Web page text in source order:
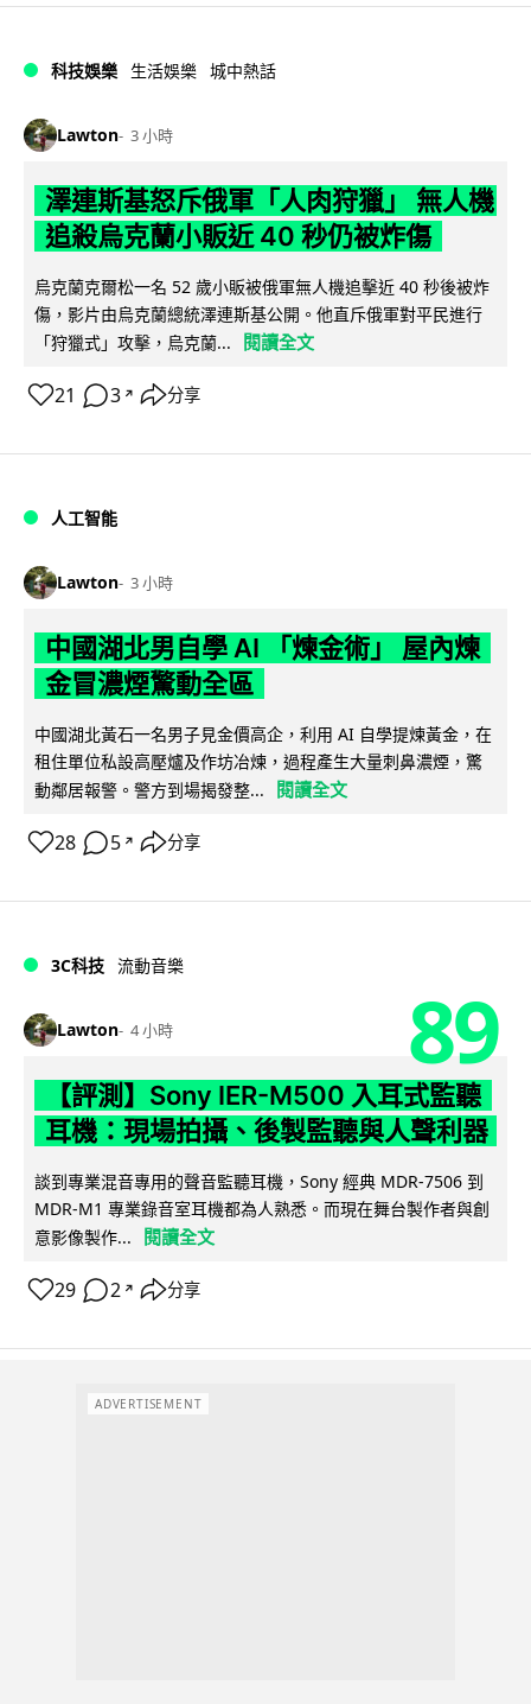
科技娛樂 生活娛樂 城中熱話
Lawton 3 小時
澤連斯基怒斥俄軍「人肉狩獵」 無人機
追殺烏克蘭小販近 40 秒仍被炸傷
烏克蘭克爾松一名 52 歲小販被俄軍無人機追擊近 40 秒後被炸
傷，影片由烏克蘭總統澤連斯基公開。他直斥俄軍對平民進行
「狩獵式」攻擊，烏克蘭...
閱讀全文
21 3 ↗ 分享
人工智能
Lawton 3 小時
中國湖北男自學 AI 「煉金術」 屋內煉
金冒濃煙驚動全區
中國湖北黃石一名男子見金價高企，利用 AI 自學提煉黃金，在
租住單位私設高壓爐及作坊冶煉，過程產生大量刺鼻濃煙，驚
動鄰居報警。警方到場揭發整...
閱讀全文
28 5 ↗ 分享
3C科技 流動音樂
Lawton 4 小時 89
【評測】Sony IER-M500 入耳式監聽
耳機：現場拍攝、後製監聽與人聲利器
談到專業混音專用的聲音監聽耳機，Sony 經典 MDR-7506 到
MDR-M1 專業錄音室耳機都為人熟悉。而現在舞台製作者與創
意影像製作...
閱讀全文
29 2 ↗ 分享
ADVERTISEMENT